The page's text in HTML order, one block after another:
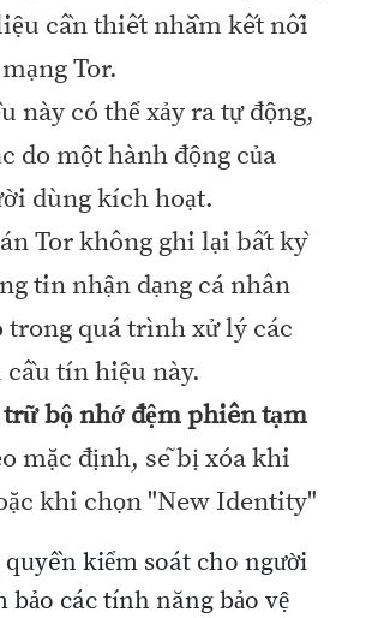
cần thiết nhằm kết nối
Tor.
này có thể xảy ra tự động,
do một hành động của
dùng kích hoạt.
Tor không ghi lại bất kỳ
tin nhận dạng cá nhân
trong quá trình xử lý các
cầu tín hiệu này.
bộ nhớ đệm phiên tạm
mặc định, sẽ bị xóa khi
khi chọn "New Identity"
quyền kiểm soát cho người
bảo các tính năng bảo vệ